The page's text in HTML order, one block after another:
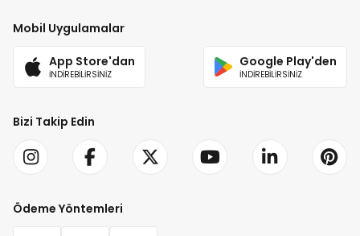
Mobil Uygulamalar
App Store'dan
İNDİREBİLİRSİNİZ
Google Play'den
İNDİREBİLİRSİNİZ
Bizi Takip Edin
Ödeme Yöntemleri